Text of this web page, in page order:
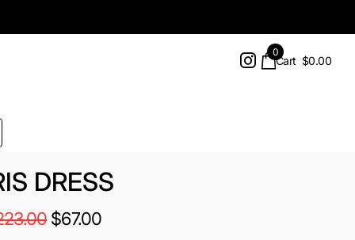
Cart
0
$0.00
DRESS
$67.00